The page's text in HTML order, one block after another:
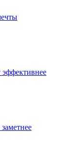
эффективнее